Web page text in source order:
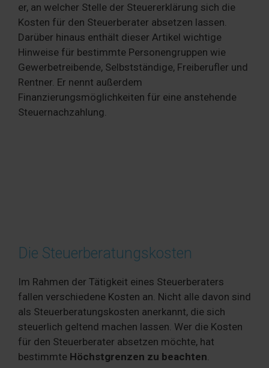
er, an welcher Stelle der Steuererklärung sich die
Kosten für den Steuerberater absetzen lassen.
Darüber hinaus enthält dieser Artikel wichtige
Hinweise für bestimmte Personengruppen wie
Gewerbetreibende, Selbstständige, Freiberufler und
Rentner. Er nennt außerdem
Finanzierungsmöglichkeiten für eine anstehende
Steuernachzahlung.
Die Steuerberatungskosten
Im Rahmen der Tätigkeit eines Steuerberaters
fallen verschiedene Kosten an. Nicht alle davon sind
als Steuerberatungskosten anerkannt, die sich
steuerlich geltend machen lassen. Wer die Kosten
für den Steuerberater absetzen möchte, hat
bestimmte Höchstgrenzen zu beachten